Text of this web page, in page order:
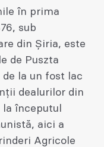
în prima
sub
din Șiria, este
de Puszta
la un fost lac
dealurilor din
începutul
aici a
Agricole